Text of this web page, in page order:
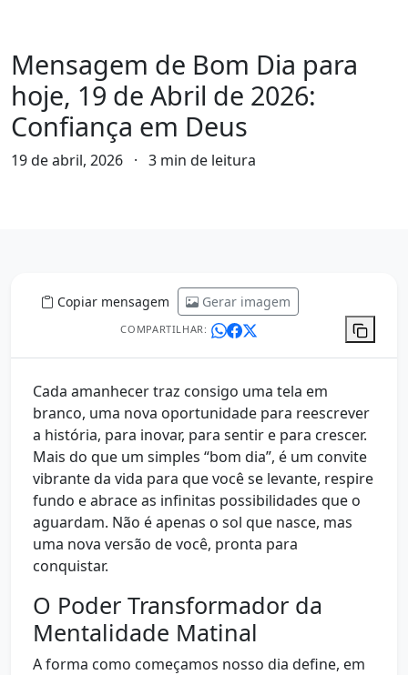
Mensagem de Bom Dia para
hoje, 19 de Abril de 2026:
Confiança em Deus
19 de abril, 2026 · 3 min de leitura
Copiar mensagem Gerar imagem
COMPARTILHAR:
Cada amanhecer traz consigo uma tela em
branco, uma nova oportunidade para reescrever
a história, para inovar, para sentir e para crescer.
Mais do que um simples “bom dia”, é um convite
vibrante da vida para que você se levante, respire
fundo e abrace as infinitas possibilidades que o
aguardam. Não é apenas o sol que nasce, mas
uma nova versão de você, pronta para
conquistar.
O Poder Transformador da
Mentalidade Matinal
A forma como começamos nosso dia define, em